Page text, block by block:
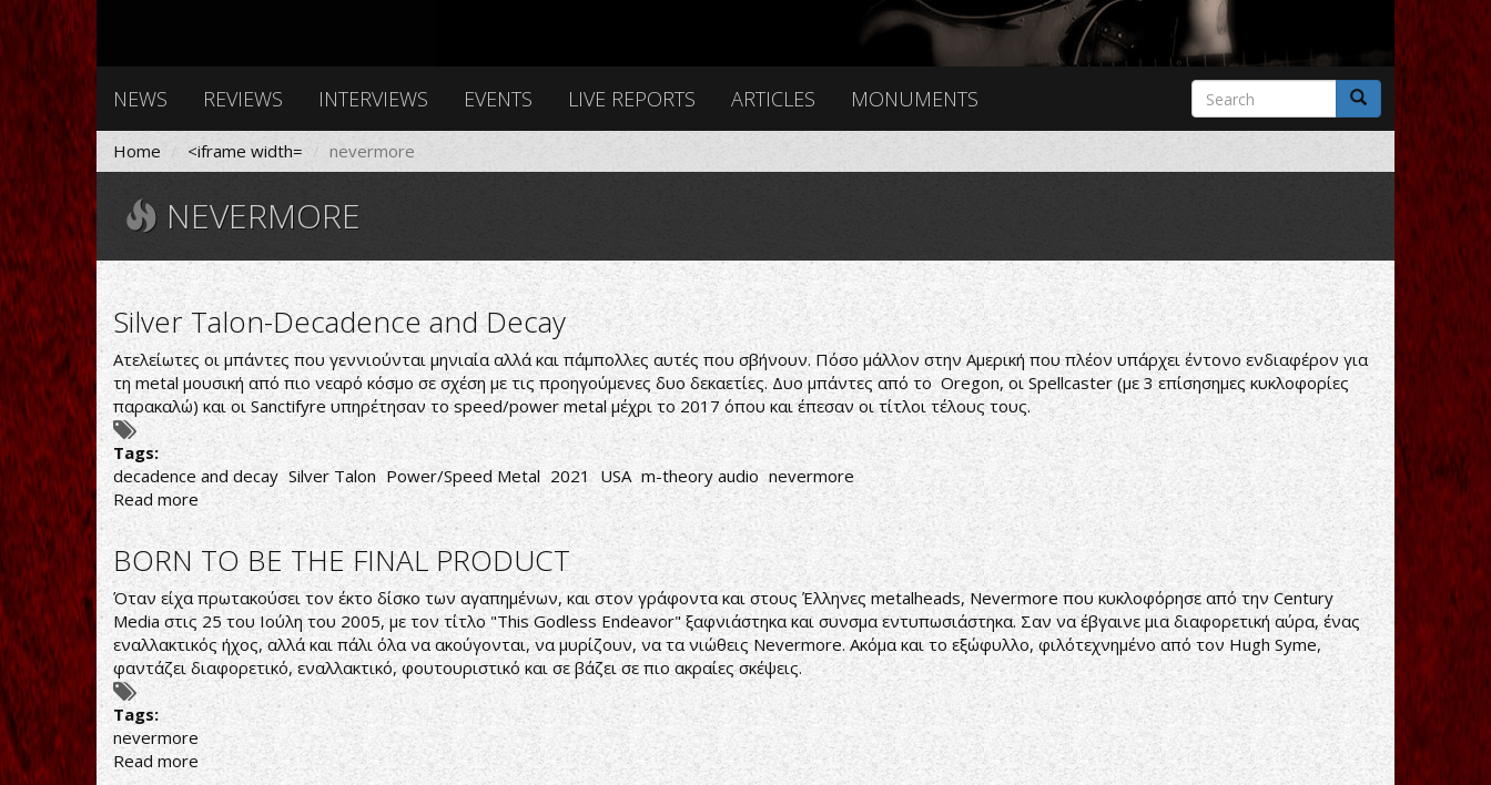
NEWS REVIEWS INTERVIEWS EVENTS LIVE REPORTS ARTICLES MONUMENTS
Search
form
Search
Home <iframe width= nevermore
NEVERMORE
Silver Talon-Decadence and Decay
Ατελείωτες οι μπάντες που γεννιούνται μηνιαία αλλά και πάμπολλες αυτές που σβήνουν. Πόσο μάλλον στην Αμερική που πλέον υπάρχει έντονο ενδιαφέρον για
τη metal μουσική από πιο νεαρό κόσμο σε σχέση με τις προηγούμενες δυο δεκαετίες. Δυο μπάντες από το Oregon, οι Spellcaster (με 3 επίσησημες κυκλοφορίες
παρακαλώ) και οι Sanctifyre υπηρέτησαν το speed/power metal μέχρι το 2017 όπου και έπεσαν οι τίτλοι τέλους τους.
Tags:
decadence and decay Silver Talon Power/Speed Metal 2021 USA m-theory audio nevermore
Read more about
Silver
Talon-
Decadence
and
Decay
BORN TO BE THE FINAL PRODUCT
Όταν είχα πρωτακούσει τον έκτο δίσκο των αγαπημένων, και στον γράφοντα και στους Έλληνες metalheads, Nevermore που κυκλοφόρησε από την Century
Media στις 25 του Ιούλη του 2005, με τον τίτλο "This Godless Endeavor" ξαφνιάστηκα και συνσμα εντυπωσιάστηκα. Σαν να έβγαινε μια διαφορετική αύρα, ένας
εναλλακτικός ήχος, αλλά και πάλι όλα να ακούγονται, να μυρίζουν, να τα νιώθεις Nevermore. Ακόμα και το εξώφυλλο, φιλότεχνημένο από τον Hugh Syme,
φαντάζει διαφορετικό, εναλλακτικό, φουτουριστικό και σε βάζει σε πιο ακραίες σκέψεις.
Tags:
nevermore
Read moreabout